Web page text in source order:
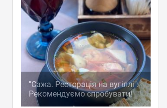
"Сажа. Ресторація на вугіллі":
Рекомендуємо спробувати!